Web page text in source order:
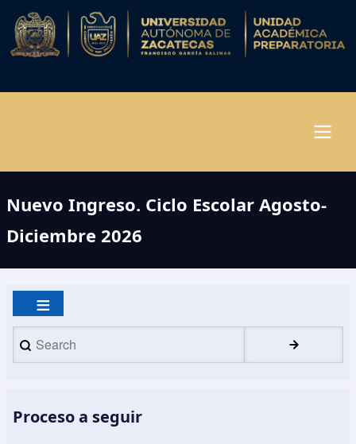
Pasar
contenido
principal
Nuevo Ingreso. Ciclo Escolar Agosto-
Diciembre 2026
Search
Proceso a seguir